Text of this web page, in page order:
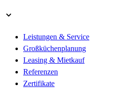
Leistungen & Service
Großküchenplanung
Leasing & Mietkauf
Referenzen
Zertifikate